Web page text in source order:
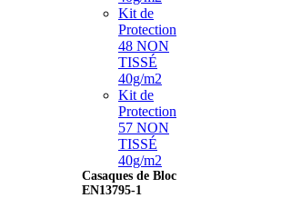
Kit de
Protection
48 NON
TISSÉ
40g/m2
Kit de
Protection
57 NON
TISSÉ
40g/m2
Casaques de Bloc
EN13795-1